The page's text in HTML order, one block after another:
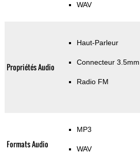
WAV
Propriétés Audio
Haut-Parleur
Connecteur 3.5mm
Radio FM
Formats Audio
MP3
WAV